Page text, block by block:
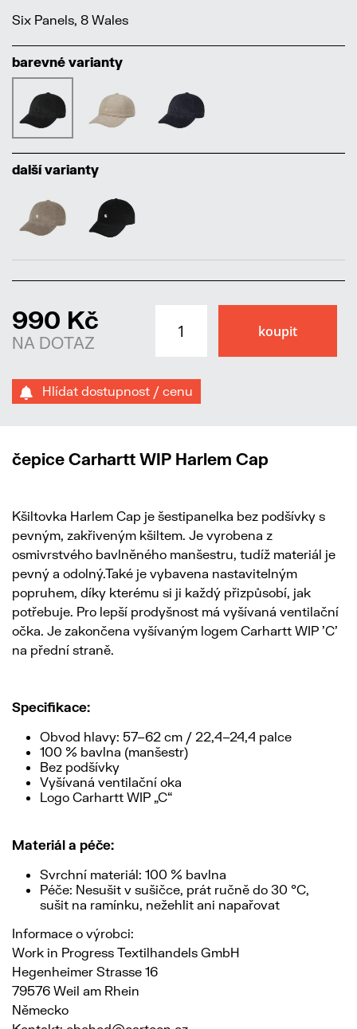
Six Panels, 8 Wales
barevné varianty
další varianty
990 Kč
NA DOTAZ
Hlídat dostupnost / cenu
čepice Carhartt WIP Harlem Cap
Kšiltovka Harlem Cap je šestipanelka bez podšívky s
pevným, zakřiveným kšiltem. Je vyrobena z
osmivrstvého bavlněného manšestru, tudíž materiál je
pevný a odolný.Také je vybavena nastavitelným
popruhem, díky kterému si ji každý přizpůsobí, jak
potřebuje. Pro lepší prodyšnost má vyšívaná ventilační
očka. Je zakončena vyšívaným logem Carhartt WIP 'C'
na přední straně.
Specifikace:
Obvod hlavy: 57–62 cm / 22,4–24,4 palce
100 % bavlna (manšestr)
Bez podšívky
Vyšívaná ventilační oka
Logo Carhartt WIP „C“
Materiál a péče:
Svrchní materiál: 100 % bavlna
Péče: Nesušit v sušičce, prát ručně do 30 °C,
sušit na ramínku, nežehlit ani napařovat
Informace o výrobci:
Work in Progress Textilhandels GmbH
Hegenheimer Strasse 16
79576 Weil am Rhein
Německo